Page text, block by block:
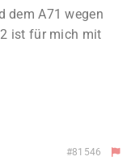
dem A71 wegen
ist für mich mit
#81546